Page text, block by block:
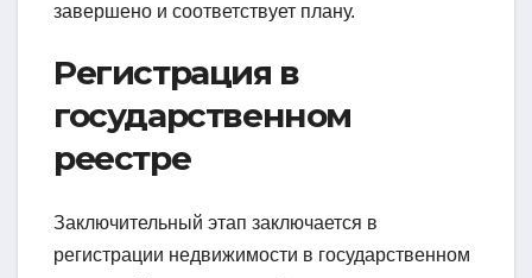
завершено и соответствует плану.
Регистрация в
государственном
реестре
Заключительный этап заключается в
регистрации недвижимости в государственном